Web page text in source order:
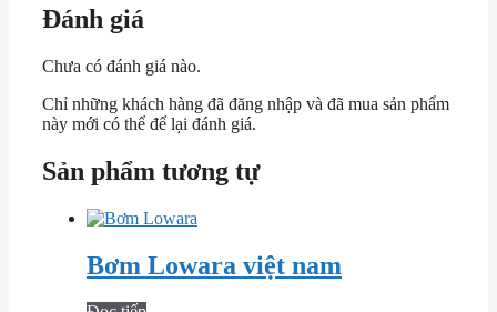
Đánh giá
Chưa có đánh giá nào.
Chỉ những khách hàng đã đăng nhập và đã mua sản phẩm
này mới có thể để lại đánh giá.
Sản phẩm tương tự
Bơm Lowara việt nam